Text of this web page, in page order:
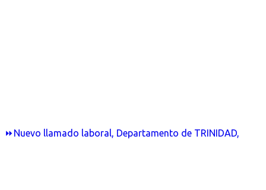
⏩Nuevo llamado laboral, Departamento de TRINIDAD,